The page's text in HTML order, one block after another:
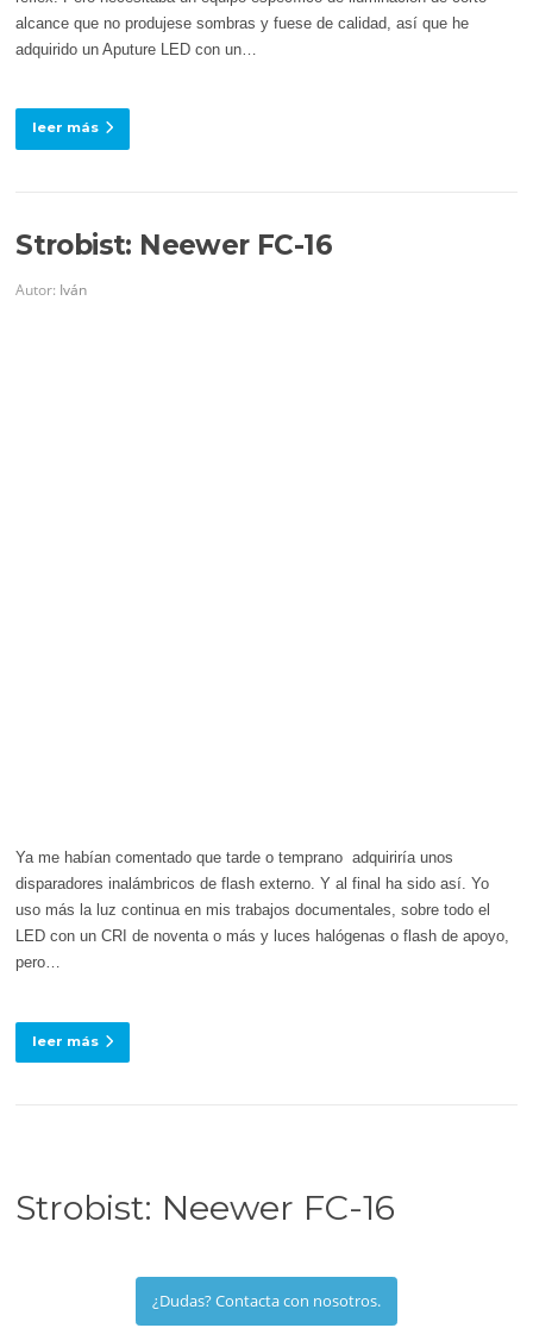
alcance que no produjese sombras y fuese de calidad, así que he
adquirido un Aputure LED con un…
leer más
Strobist: Neewer FC-16
Autor: Iván
Ya me habían comentado que tarde o temprano adquiriría unos
disparadores inalámbricos de flash externo. Y al final ha sido así. Yo
uso más la luz continua en mis trabajos documentales, sobre todo el
LED con un CRI de noventa o más y luces halógenas o flash de apoyo,
pero…
leer más
Strobist: Neewer FC-16
¿Dudas? Contacta con nosotros.